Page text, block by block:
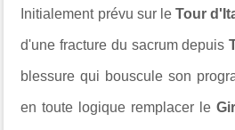
Initialement prévu sur le Tour
d'une fracture du sacrum depuis
blessure qui bouscule son
en toute logique remplacer le